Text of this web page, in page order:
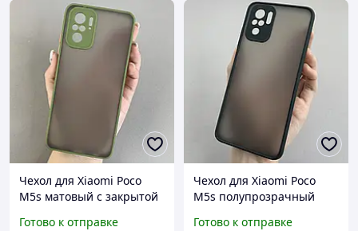
Чехол для Xiaomi Poco
M5s матовый с закрытой
Готово к отправке
Чехол для Xiaomi Poco
M5s полупрозрачный
Готово к отправке